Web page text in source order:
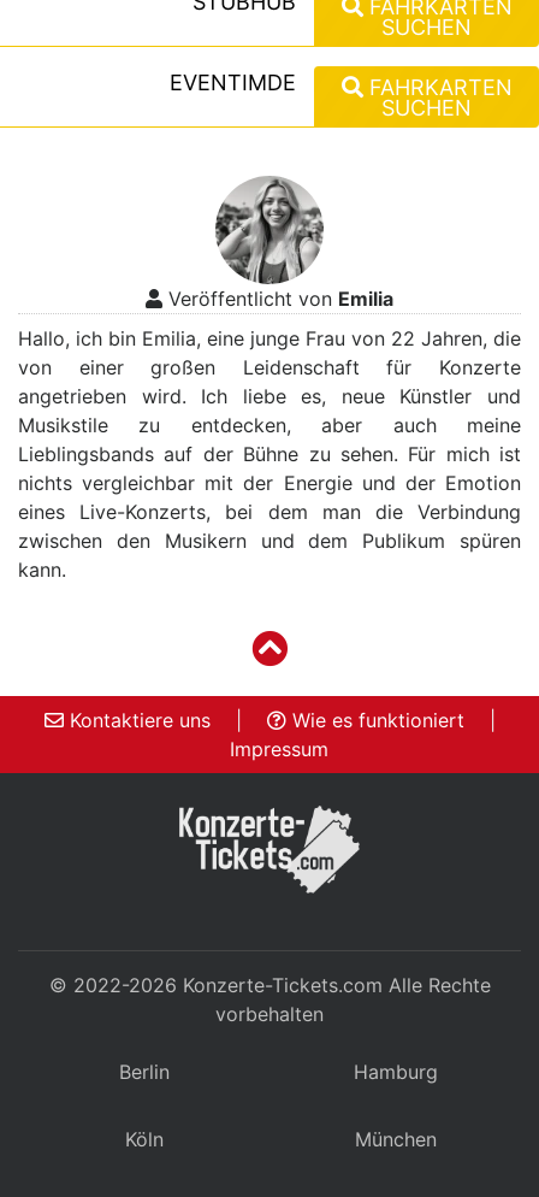
FAHRKARTEN
SUCHEN
EVENTIMDE
FAHRKARTEN
SUCHEN
Veröffentlicht von Emilia
Hallo, ich bin Emilia, eine junge Frau von 22 Jahren, die
von einer großen Leidenschaft für Konzerte
angetrieben wird. Ich liebe es, neue Künstler und
Musikstile zu entdecken, aber auch meine
Lieblingsbands auf der Bühne zu sehen. Für mich ist
nichts vergleichbar mit der Energie und der Emotion
eines Live-Konzerts, bei dem man die Verbindung
zwischen den Musikern und dem Publikum spüren
kann.
Kontaktiere uns Wie es funktioniert
Impressum
© 2022-2026 Konzerte-Tickets.com Alle Rechte
vorbehalten
Berlin Hamburg
Köln München